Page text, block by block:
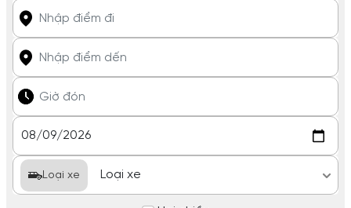
Loại xe